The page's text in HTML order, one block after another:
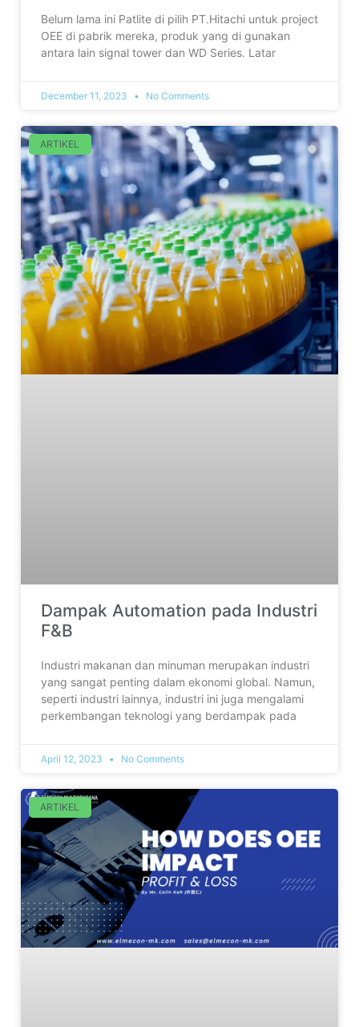
Belum lama ini Patlite di pilih PT.Hitachi untuk project
OEE di pabrik mereka, produk yang di gunakan
antara lain signal tower dan WD Series. Latar
December 11, 2023 No Comments
ARTIKEL
Dampak Automation pada Industri
F&B
Industri makanan dan minuman merupakan industri
yang sangat penting dalam ekonomi global. Namun,
seperti industri lainnya, industri ini juga mengalami
perkembangan teknologi yang berdampak pada
April 12, 2023 No Comments
ARTIKEL